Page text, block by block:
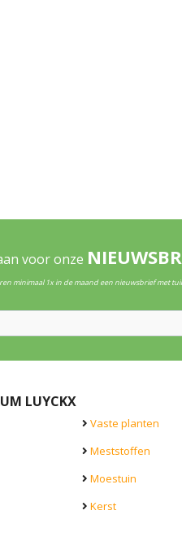
voor onze
minimaal 1x in de maand een nieuwsbrief met
LUYCKX
Vaste planten
Meststoffen
Moestuin
Kerst